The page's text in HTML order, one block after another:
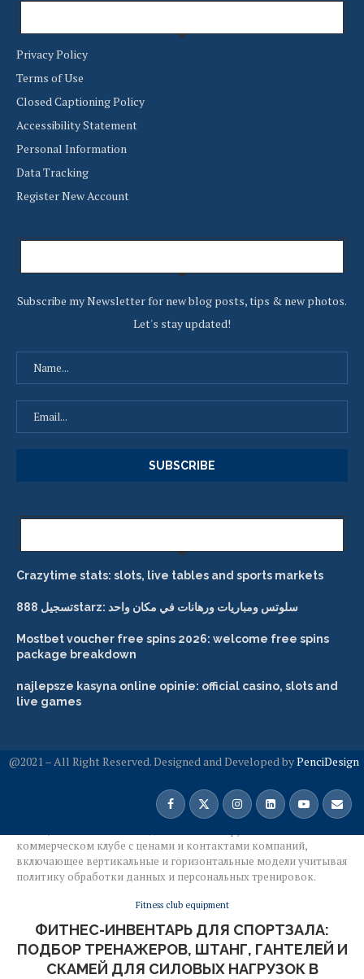
Privacy Policy
Terms of Use
Closed Captioning Policy
Accessibility Statement
Personal Information
Data Tracking
Register New Account
Subscribe my Newsletter for new blog posts, tips & new photos.
Let's stay updated!
Crazytime stats: slots, live tables and sports markets
تسجيل 888starz: سلوتس ومباريات ورهانات في مكان واحد
Mostbet voucher free spins 2026: welcome free spins
package breakdown
najlepsze kasyna online opinie: official casino, slots and
live games
@2021 – All Right Reserved. Designed and Developed byPenciDesign
Фитнес-инвентарь для спортзала: подбор тренажеров,
коммерческом клубе с ценами и контактами компаний,
включающее вертикальные и горизонтальные модели учитывая
политику обработки данных и персональных тренировок.
Fitness club equipment
ФИТНЕС-ИНВЕНТАРЬ ДЛЯ СПОРТЗАЛА:
ПОДБОР ТРЕНАЖЕРОВ, ШТАНГ, ГАНТЕЛЕЙ И
СКАМЕЙ ДЛЯ СИЛОВЫХ НАГРУЗОК В